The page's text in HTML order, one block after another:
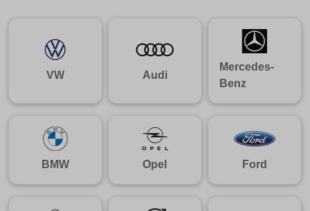
VW Audi
Mercedes-
Benz
BMW Opel Ford